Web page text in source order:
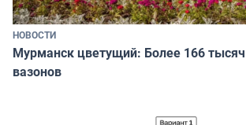
НОВОСТИ
Мурманск цветущий: Более 166
вазонов